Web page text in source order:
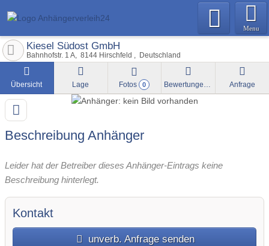
Menu
Kiesel Südost GmbH
Bahnhofstr. 1 A 8144 Hirschfeld Deutschland
Übersicht Lage Fotos 0 Bewertungen Anfrage
Beschreibung Anhänger
Leider hat der Betreiber dieses Anhänger-Eintrags keine
Beschreibung hinterlegt.
Kontakt
unverb. Anfrage senden